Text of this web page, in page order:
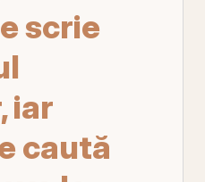
scrie
iar
caută